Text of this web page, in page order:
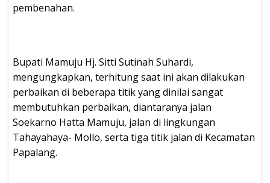
pembenahan.
Bupati Mamuju Hj. Sitti Sutinah Suhardi,
mengungkapkan, terhitung saat ini akan dilakukan
perbaikan di beberapa titik yang dinilai sangat
membutuhkan perbaikan, diantaranya jalan
Soekarno Hatta Mamuju, jalan di lingkungan
Tahayahaya- Mollo, serta tiga titik jalan di Kecamatan
Papalang.